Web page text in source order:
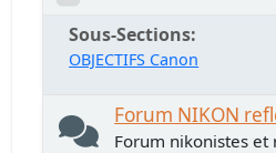
Sous-Sections
OBJECTIFS Canon
Forum NIKON
Forum nikonistes et